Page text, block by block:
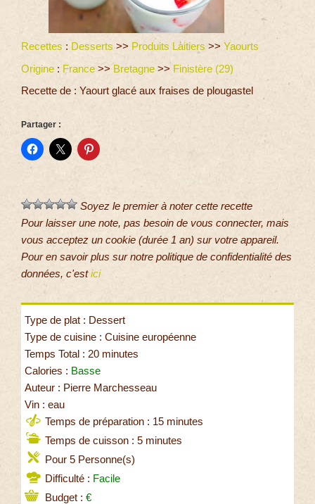
Recettes : Desserts >> Produits Laitiers >> Yaourts
Origine : France >> Bretagne >> Finistère (29)
Recette de : Yaourt glacé aux fraises de plougastel
Partager :
Soyez le premier à noter cette recette
Pour laisser une note, pas besoin de vous connecter, mais
vous acceptez un cookie (durée 1 an) sur votre appareil.
Pour en savoir plus sur notre politique de confidentialité des
données, c'estici
Type de plat : Dessert
Type de cuisine : Cuisine européenne
Temps Total : 20 minutes
Calories : Basse
Auteur : Pierre Marchesseau
Vin : eau
Temps de préparation : 15 minutes
Temps de cuisson : 5 minutes
Pour 5 Personne(s)
Difficulté : Facile
Budget : €